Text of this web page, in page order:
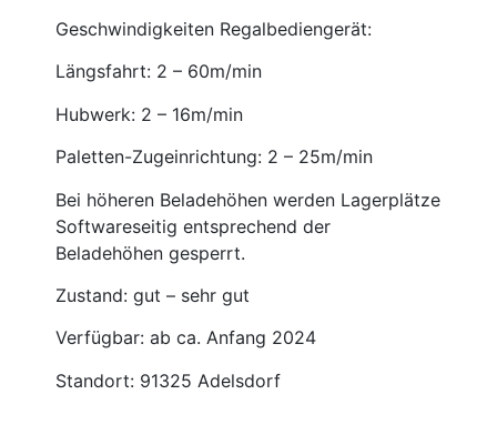
Geschwindigkeiten Regalbediengerät:
Längsfahrt: 2 – 60m/min
Hubwerk: 2 – 16m/min
Paletten-Zugeinrichtung: 2 – 25m/min
Bei höheren Beladehöhen werden Lagerplätze
Softwareseitig entsprechend der
Beladehöhen gesperrt.
Zustand: gut – sehr gut
Verfügbar: ab ca. Anfang 2024
Standort: 91325 Adelsdorf